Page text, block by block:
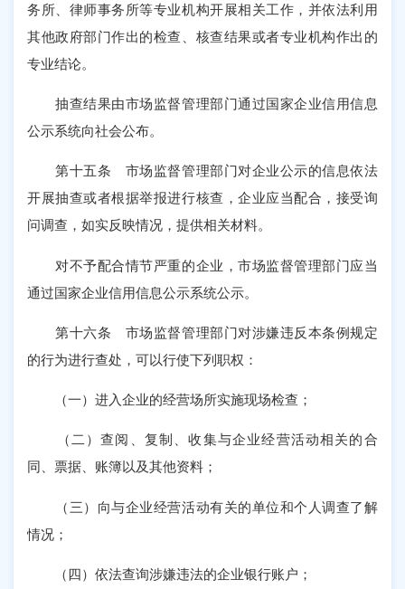
务所、律师事务所等专业机构开展相关工作，并依法利用
其他政府部门作出的检查、核查结果或者专业机构作出的
专业结论。
抽查结果由市场监督管理部门通过国家企业信用信息
公示系统向社会公布。
第十五条 市场监督管理部门对企业公示的信息依法
开展抽查或者根据举报进行核查，企业应当配合，接受询
问调查，如实反映情况，提供相关材料。
对不予配合情节严重的企业，市场监督管理部门应当
通过国家企业信用信息公示系统公示。
第十六条 市场监督管理部门对涉嫌违反本条例规定
的行为进行查处，可以行使下列职权：
（一）进入企业的经营场所实施现场检查；
（二）查阅、复制、收集与企业经营活动相关的合
同、票据、账簿以及其他资料；
（三）向与企业经营活动有关的单位和个人调查了解
情况；
（四）依法查询涉嫌违法的企业银行账户；